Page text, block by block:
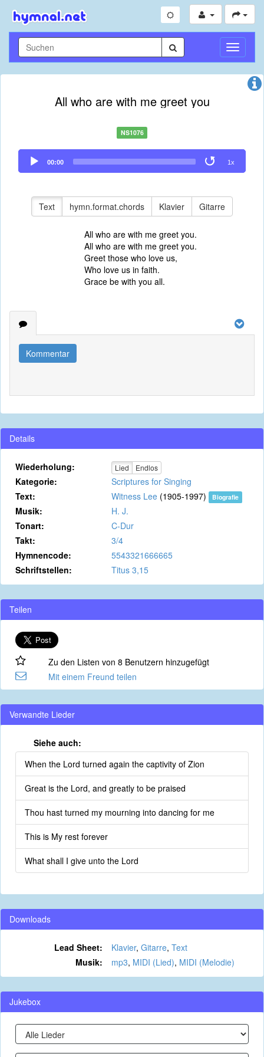
All who are with me greet you
NS1076
Audio
Player
00:00 1x
Text hymn.format.chords Klavier Gitarre
All who are with me greet you.
All who are with me greet you.
Greet those who love us,
Who love us in faith.
Grace be with you all.
Kommentar
Details
Wiederholung: Lied Endlos
Kategorie:
Scriptures for Singing
Text:
Witness Lee (1905-1997) Biografie
Musik:
H. J.
Tonart:
C-Dur
Takt:
3/4
Hymnencode:
5543321666665
Schriftstellen:
Titus 3,15
Teilen
Zu den Listen von 8 Benutzern hinzugefügt
Mit einem Freund teilen
Verwandte Lieder
Siehe auch:
When the Lord turned again the captivity of Zion
Great is the Lord, and greatly to be praised
Thou hast turned my mourning into dancing for me
This is My rest forever
What shall I give unto the Lord
Downloads
Lead Sheet: Klavier, Gitarre, Text
Musik:
mp3, MIDI (Lied), MIDI (Melodie)
Jukebox